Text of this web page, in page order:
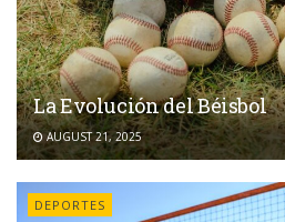
La Evolución del Béisbol
AUGUST 21, 2025
DEPORTES